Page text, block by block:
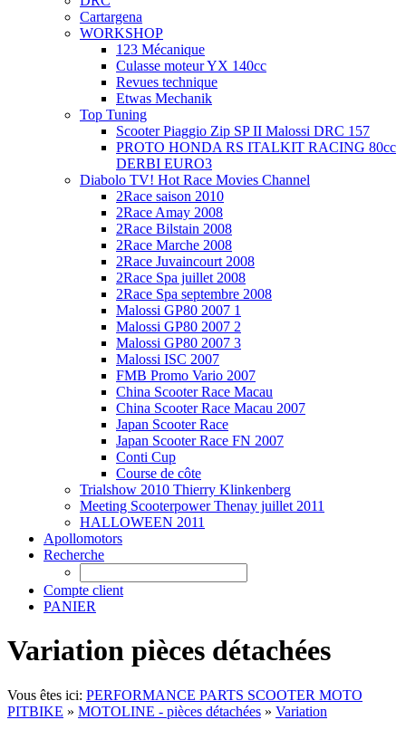
Cartargena
WORKSHOP
123 Mécanique
Culasse moteur YX 140cc
Revues technique
Etwas Mechanik
Top Tuning
Scooter Piaggio Zip SP II Malossi DRC 157
PROTO HONDA RS ITALKIT RACING 80cc
DERBI EURO3
Diabolo TV! Hot Race Movies Channel
2Race saison 2010
2Race Amay 2008
2Race Bilstain 2008
2Race Marche 2008
2Race Juvaincourt 2008
2Race Spa juillet 2008
2Race Spa septembre 2008
Malossi GP80 2007 1
Malossi GP80 2007 2
Malossi GP80 2007 3
Malossi ISC 2007
FMB Promo Vario 2007
China Scooter Race Macau
China Scooter Race Macau 2007
Japan Scooter Race
Japan Scooter Race FN 2007
Conti Cup
Course de côte
Trialshow 2010 Thierry Klinkenberg
Meeting Scooterpower Thenay juillet 2011
HALLOWEEN 2011
Apollomotors
Recherche
Compte client
PANIER
Variation pièces détachées
Vous êtes ici: PERFORMANCE PARTS SCOOTER MOTO
PITBIKE » MOTOLINE - pièces détachées » Variation